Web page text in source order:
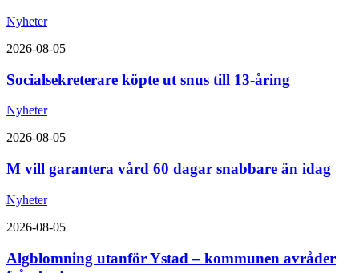
Nyheter
2026-08-05
Socialsekreterare köpte ut snus till 13-åring
Nyheter
2026-08-05
M vill garantera vård 60 dagar snabbare än idag
Nyheter
2026-08-05
Algblomning utanför Ystad – kommunen avråder